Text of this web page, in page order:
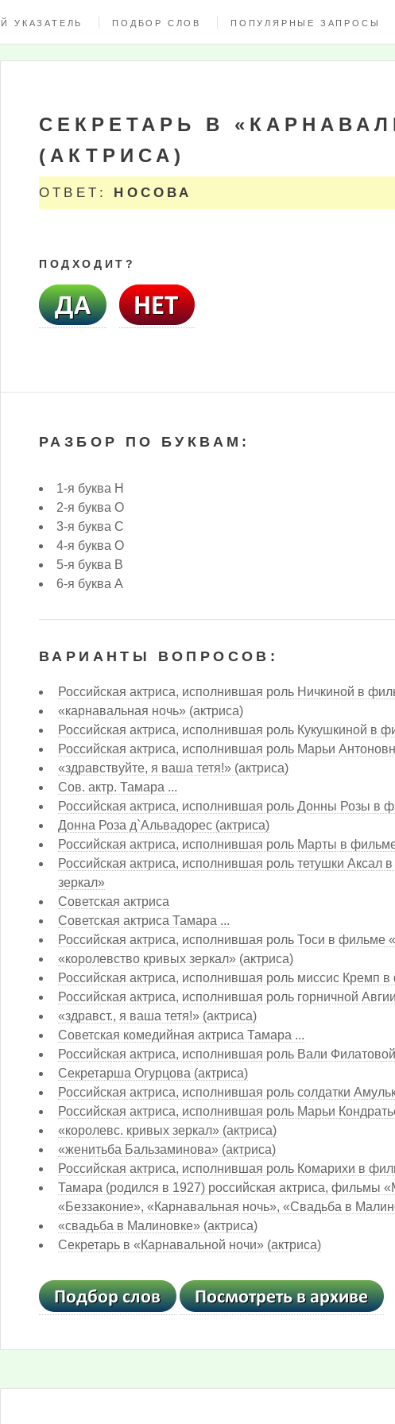
УКАЗАТЕЛЬ ПОДБОР СЛОВ ПОПУЛЯРНЫЕ ЗАПРОСЫ
СЕКРЕТАРЬ В
(АКТРИСА)
ОТВЕТ: НОСОВА
ПОДХОДИТ?
РАЗБОР ПО БУКВАМ:
1-я буква Н
2-я буква О
3-я буква С
4-я буква О
5-я буква В
6-я буква А
ВАРИАНТЫ ВОПРОСОВ:
Российская актриса, исполнившая роль Ничкиной в
«карнавальная ночь» (актриса)
Российская актриса, исполнившая роль Кукушкиной в
Российская актриса, исполнившая роль Марьи
«здравствуйте, я ваша тетя!» (актриса)
Сов. актр. Тамара ...
Российская актриса, исполнившая роль Донны Розы в
Донна Роза д`Альвадорес (актриса)
Российская актриса, исполнившая роль Марты в
Российская актриса, исполнившая роль тетушки Аксал
зеркал»
Советская актриса
Советская актриса Тамара ...
Российская актриса, исполнившая роль Тоси в фильме
«королевство кривых зеркал» (актриса)
Российская актриса, исполнившая роль миссис Кремп
Российская актриса, исполнившая роль горничной
«здравст., я ваша тетя!» (актриса)
Советская комедийная актриса Тамара ...
Российская актриса, исполнившая роль Вали
Секретарша Огурцова (актриса)
Российская актриса, исполнившая роль солдатки
Российская актриса, исполнившая роль Марьи
«королевс. кривых зеркал» (актриса)
«женитьба Бальзаминова» (актриса)
Российская актриса, исполнившая роль Комарихи в
Тамара (родился в 1927) российская актриса, фильмы
«Беззаконие», «Карнавальная ночь», «Свадьба в
«свадьба в Малиновке» (актриса)
Секретарь в «Карнавальной ночи» (актриса)